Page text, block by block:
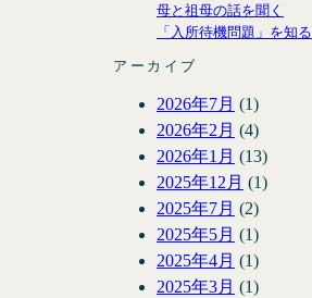
母と祖母の話を聞く
「入所待機問題」を知る
アーカイブ
2026年7月 (1)
2026年2月 (4)
2026年1月 (13)
2025年12月 (1)
2025年7月 (2)
2025年5月 (1)
2025年4月 (1)
2025年3月 (1)